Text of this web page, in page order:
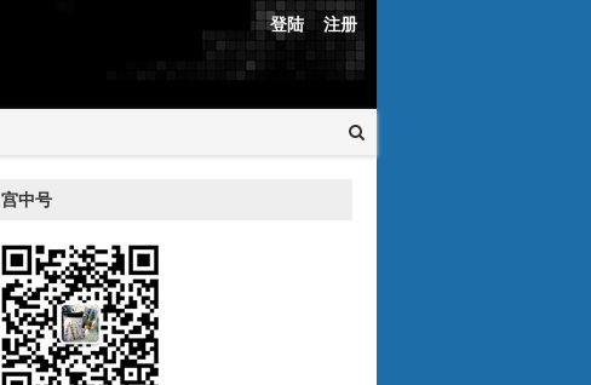
登陆 注册
宫中号